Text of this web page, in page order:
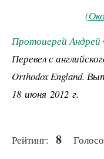
Протоиерей Андрей
Перевел с
Orthodox England.
18 июня 2012 г.
Рейтинг: 8